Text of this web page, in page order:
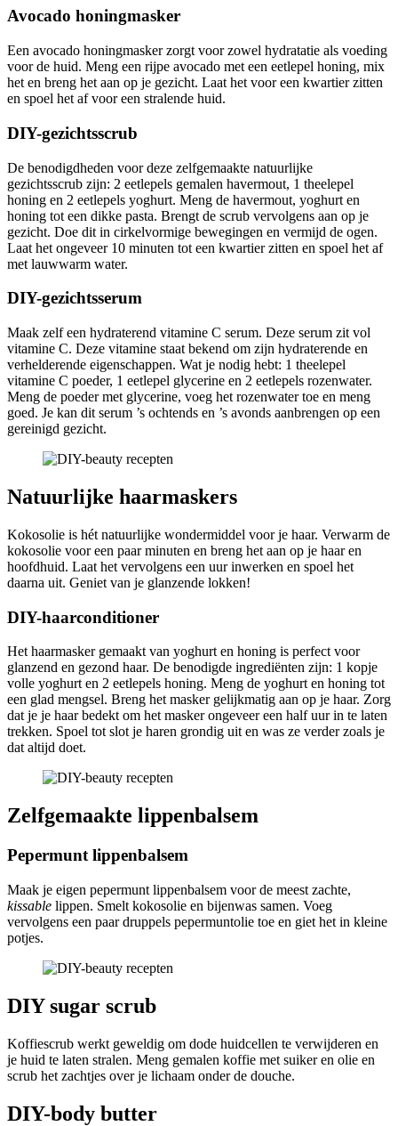
Avocado honingmasker
Een avocado honingmasker zorgt voor zowel hydratatie als voeding
voor de huid. Meng een rijpe avocado met een eetlepel honing, mix
het en breng het aan op je gezicht. Laat het voor een kwartier zitten
en spoel het af voor een stralende huid.
DIY-gezichtsscrub
De benodigdheden voor deze zelfgemaakte natuurlijke
gezichtsscrub zijn: 2 eetlepels gemalen havermout, 1 theelepel
honing en 2 eetlepels yoghurt. Meng de havermout, yoghurt en
honing tot een dikke pasta. Brengt de scrub vervolgens aan op je
gezicht. Doe dit in cirkelvormige bewegingen en vermijd de ogen.
Laat het ongeveer 10 minuten tot een kwartier zitten en spoel het af
met lauwwarm water.
DIY-gezichtsserum
Maak zelf een hydraterend vitamine C serum. Deze serum zit vol
vitamine C. Deze vitamine staat bekend om zijn hydraterende en
verhelderende eigenschappen. Wat je nodig hebt: 1 theelepel
vitamine C poeder, 1 eetlepel glycerine en 2 eetlepels rozenwater.
Meng de poeder met glycerine, voeg het rozenwater toe en meng
goed. Je kan dit serum ’s ochtends en ’s avonds aanbrengen op een
gereinigd gezicht.
Natuurlijke haarmaskers
Kokosolie is hét natuurlijke wondermiddel voor je haar. Verwarm de
kokosolie voor een paar minuten en breng het aan op je haar en
hoofdhuid. Laat het vervolgens een uur inwerken en spoel het
daarna uit. Geniet van je glanzende lokken!
DIY-haarconditioner
Het haarmasker gemaakt van yoghurt en honing is perfect voor
glanzend en gezond haar. De benodigde ingrediënten zijn: 1 kopje
volle yoghurt en 2 eetlepels honing. Meng de yoghurt en honing tot
een glad mengsel. Breng het masker gelijkmatig aan op je haar. Zorg
dat je je haar bedekt om het masker ongeveer een half uur in te laten
trekken. Spoel tot slot je haren grondig uit en was ze verder zoals je
dat altijd doet.
Zelfgemaakte lippenbalsem
Pepermunt lippenbalsem
Maak je eigen pepermunt lippenbalsem voor de meest zachte,
kissable lippen. Smelt kokosolie en bijenwas samen. Voeg
vervolgens een paar druppels pepermuntolie toe en giet het in kleine
potjes.
DIY sugar scrub
Koffiescrub werkt geweldig om dode huidcellen te verwijderen en
je huid te laten stralen. Meng gemalen koffie met suiker en olie en
scrub het zachtjes over je lichaam onder de douche.
DIY-body butter